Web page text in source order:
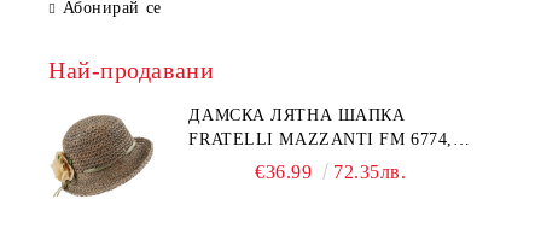
Абонирай се
Най-продавани
ДАМСКА ЛЯТНА ШАПКА
FRATELLI MAZZANTI FM 6774,
НАТУРАЛЕН/ЖЪЛТО ЦВЕТЕ
€36.99 72.35лв.